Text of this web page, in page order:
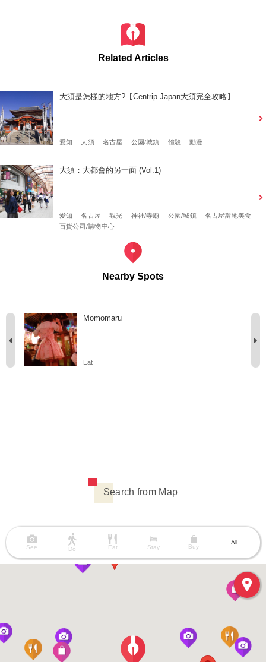
Related Articles
大須是怎樣的地方?【Centrip Japan大須完全攻略】
愛知 大須 名古屋 公園/城鎮 體驗 動漫
大須：大都會的另一面 (Vol.1)
愛知 名古屋 觀光 神社/寺廟 公園/城鎮
名古屋當地美食
百貨公司/購物中心
Nearby Spots
Momomaru
Eat
Search from Map
See Do Eat Stay Buy
All